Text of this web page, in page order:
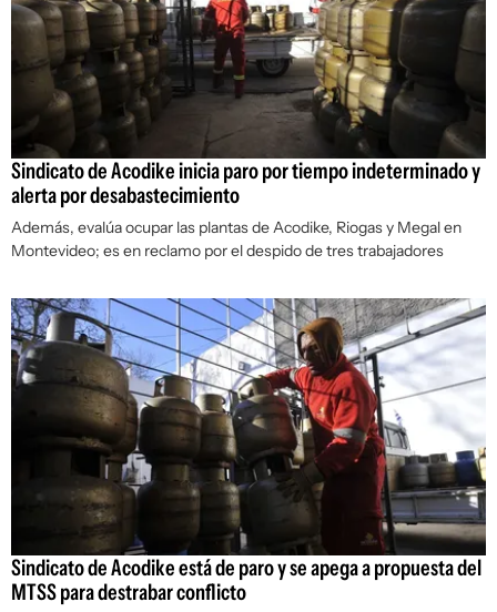
Sindicato de Acodike inicia paro por tiempo indeterminado y
alerta por desabastecimiento
Además, evalúa ocupar las plantas de Acodike, Riogas y Megal en
Montevideo; es en reclamo por el despido de tres trabajadores
Sindicato de Acodike está de paro y se apega a propuesta del
MTSS para destrabar conflicto